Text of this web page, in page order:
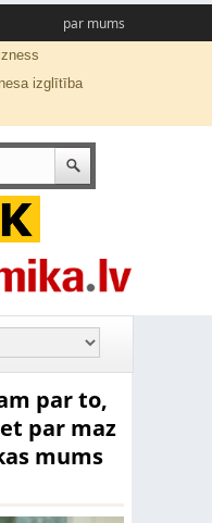
par mums
izglītība
par to,
par maz
mums